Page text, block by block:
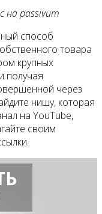
на passivum
способ
товара
крупных
получая
через
нишу, которая
на YouTube,
своим